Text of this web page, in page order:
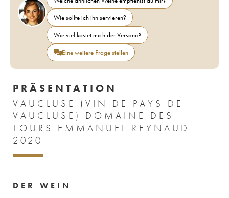
Wie sollte ich ihn servieren?
Wie viel kostet mich der Versand?
Eine weitere Frage stellen
PRÄSENTATION
VAUCLUSE (VIN DE PAYS DE
VAUCLUSE) DOMAINE DES
TOURS EMMANUEL REYNAUD
2020
DER WEIN